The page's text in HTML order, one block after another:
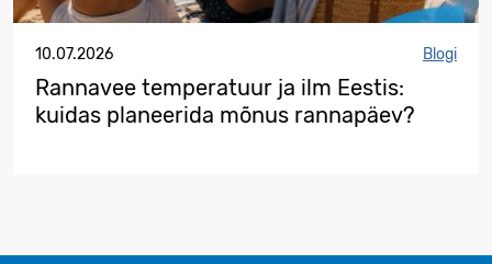
10.07.2026 Blogi
Rannavee temperatuur ja ilm Eestis:
kuidas planeerida mõnus rannapäev?